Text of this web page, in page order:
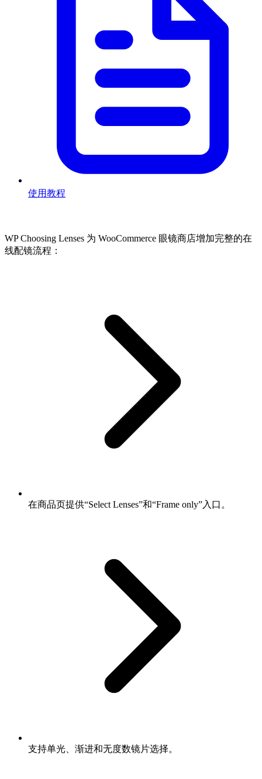
使用教程
WP Choosing Lenses 为 WooCommerce 眼镜商店增加完整的在
线配镜流程：
在商品页提供“Select Lenses”和“Frame only”入口。
支持单光、渐进和无度数镜片选择。